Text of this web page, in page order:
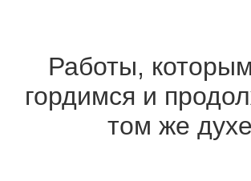
Работы,
гордимся и
том же духе